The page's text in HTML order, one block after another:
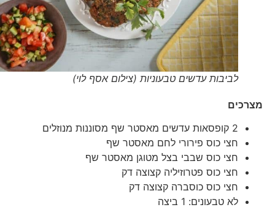
לביבות עדשים טבעוניות (צילום אסף לוי)
מצרכים
2 קופסאות עדשים מאסטר שף מסוננות מנוזלים
חצי כוס פירורי לחם מאסטר שף
חצי כוס שבבי בצל מטוגן מאסטר שף
חצי כוס פטרוזיליה קצוצה דק
חצי כוס כוסברה קצוצה דק
לא טבעונים: 1 ביצה